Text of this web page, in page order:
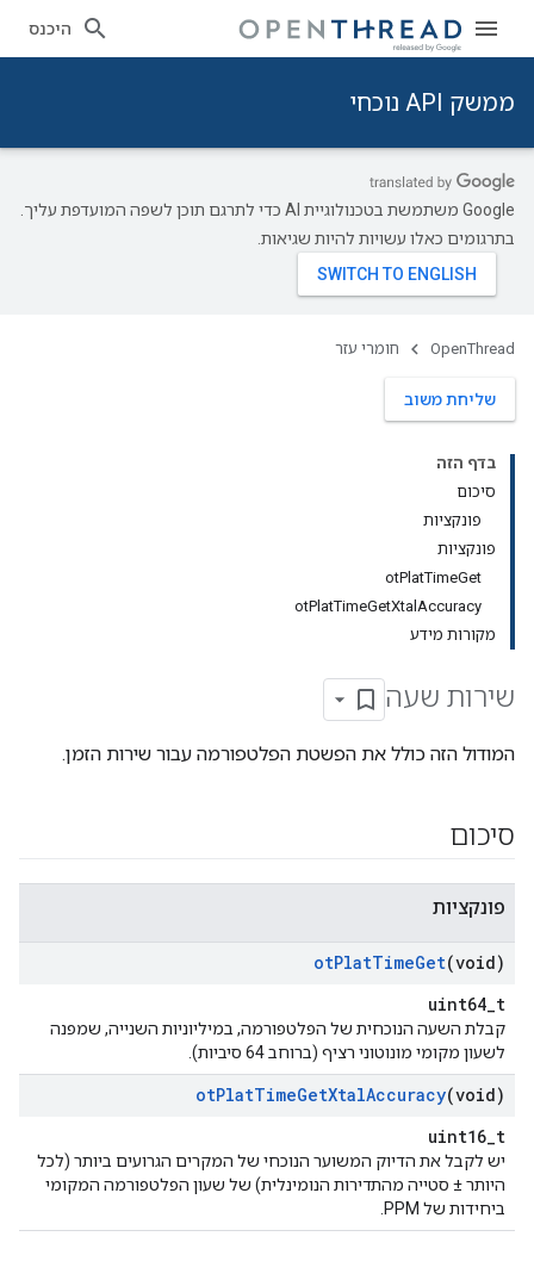
היכנס
ממשק API נוכחי
‫Google משתמשת בטכנולוגיית AI כדי לתרגם תוכן לשפה המועדפת עליך.
בתרגומים כאלו עשויות להיות שגיאות.
OpenThread חומרי עזר
שליחת משוב
בדף הזה
סיכום
פונקציות
פונקציות
otPlatTimeGet
otPlatTimeGetXtalAccuracy
מקורות מידע
שירות שעה
המודול הזה כולל את הפשטת הפלטפורמה עבור שירות הזמן.
סיכום
פונקציות
otPlatTimeGet(void)
uint64_t
קבלת השעה הנוכחית של הפלטפורמה, במיליוניות השנייה, שמפנה
לשעון מקומי מונוטוני רציף (ברוחב 64 סיביות).
otPlatTimeGetXtalAccuracy(void)
uint16_t
יש לקבל את הדיוק המשוער הנוכחי של המקרים הגרועים ביותר (לכל
היותר ± סטייה מהתדירות הנומינלית) של שעון הפלטפורמה המקומי
ביחידות של PPM.